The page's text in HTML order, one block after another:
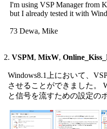
I'm using VSP Manager from
but I already tested it with
   73 Dewa, Mike
2. VSPM, MixW,
Windows8.1上において、VSPM
させることができました
と信号を流すための設定の